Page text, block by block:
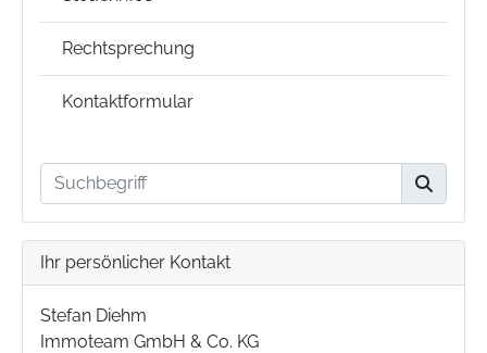
Rechtsprechung
Kontaktformular
Ihr persönlicher Kontakt
Stefan Diehm
Immoteam GmbH & Co. KG